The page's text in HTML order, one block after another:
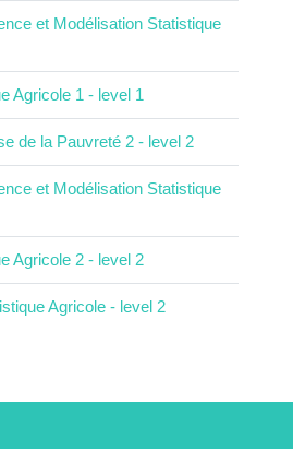
et Modélisation Statistique
Agricole 1 - level 1
de la Pauvreté 2 - level 2
et Modélisation Statistique
Agricole 2 - level 2
Agricole - level 2